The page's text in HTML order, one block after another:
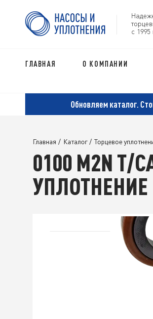
с 1995
ГЛАВНАЯ О КОМПАНИИ
Обновляем каталог.
Главная / Каталог / Торцевое
0100 M2N T/
УПЛОТНЕНИЕ